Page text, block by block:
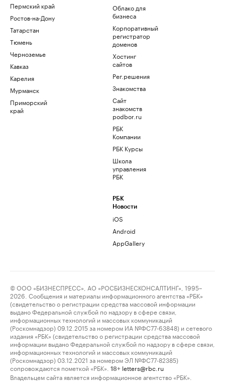
Пермский край
Ростов-на-Дону
Татарстан
Тюмень
Черноземье
Кавказ
Карелия
Мурманск
Приморский
край
Облако для
бизнеса
Корпоративный
регистратор
доменов
Хостинг
сайтов
Рег.решения
Знакомства
Сайт
знакомств
podbor.ru
РБК
Компании
РБК Курсы
Школа
управления
РБК
РБК
Новости
iOS
Android
AppGallery
© ООО «БИЗНЕСПРЕСС», АО «РОСБИЗНЕСКОНСАЛТИНГ», 1995–
2026. Сообщения и материалы информационного агентства «РБК»
(свидетельство о регистрации средства массовой информации
выдано Федеральной службой по надзору в сфере связи,
информационных технологий и массовых коммуникаций
(Роскомнадзор) 09.12.2015 за номером ИА №ФС77-63848) и сетевого
издания «РБК» (свидетельство о регистрации средства массовой
информации выдано Федеральной службой по надзору в сфере связи,
информационных технологий и массовых коммуникаций
(Роскомнадзор) 03.12.2021 за номером ЭЛ №ФС77-82385)
сопровождаются пометкой «РБК».
18+ letters@rbc.ru
Владельцем сайта является информационное агентство «РБК».